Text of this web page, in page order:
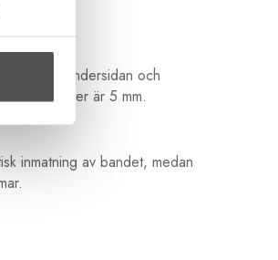
spår på undersidan och
är 5 mm.
inmatning av bandet, medan